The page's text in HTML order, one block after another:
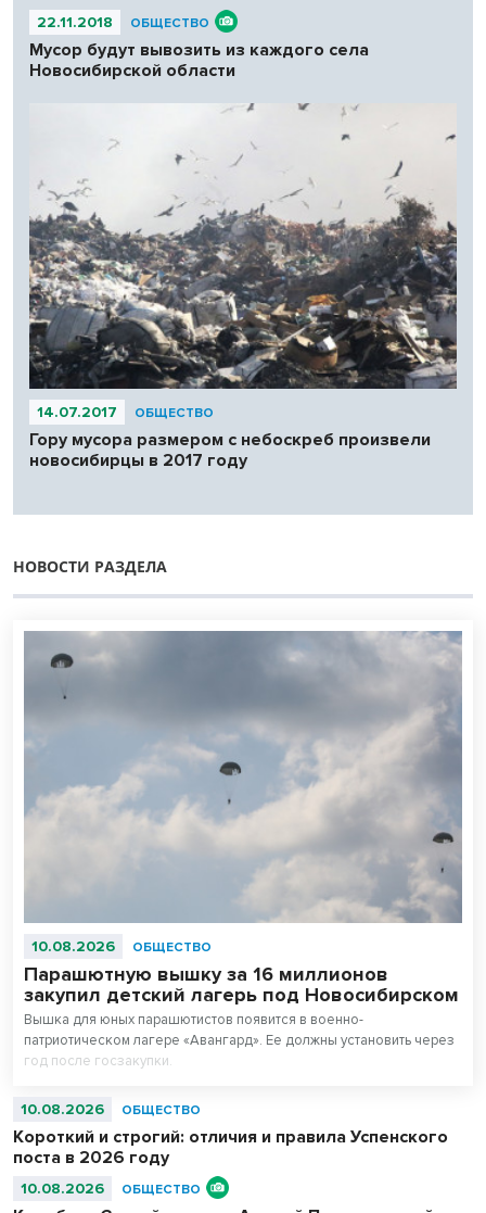
22.11.2018 ОБЩЕСТВО
Мусор будут вывозить из каждого села
Новосибирской области
14.07.2017 ОБЩЕСТВО
Гору мусора размером с небоскреб произвели
новосибирцы в 2017 году
НОВОСТИ РАЗДЕЛА
10.08.2026 ОБЩЕСТВО
Парашютную вышку за 16 миллионов
закупил детский лагерь под Новосибирском
Вышка для юных парашютистов появится в военно-
патриотическом лагере «Авангард». Ее должны установить через
год после госзакупки.
10.08.2026 ОБЩЕСТВО
Короткий и строгий: отличия и правила Успенского
поста в 2026 году
10.08.2026 ОБЩЕСТВО